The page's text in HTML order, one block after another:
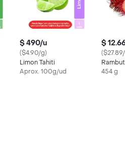
$ 490/u
($4.90/g)
Limon Tahiti
Aprox. 100g/ud
$
454 g